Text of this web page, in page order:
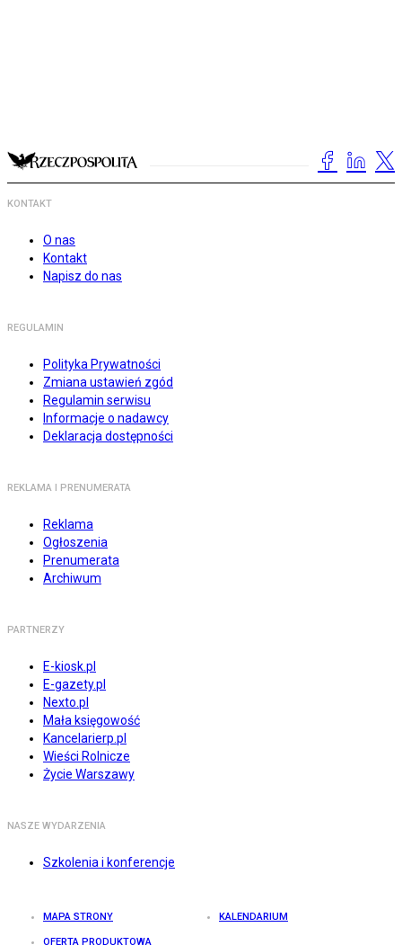
KONTAKT
O nas
Kontakt
Napisz do nas
REGULAMIN
Polityka Prywatności
Zmiana ustawień zgód
Regulamin serwisu
Informacje o nadawcy
Deklaracja dostępności
REKLAMA I PRENUMERATA
Reklama
Ogłoszenia
Prenumerata
Archiwum
PARTNERZY
E-kiosk.pl
E-gazety.pl
Nexto.pl
Mała księgowość
Kancelarierp.pl
Wieści Rolnicze
Życie Warszawy
NASZE WYDARZENIA
Szkolenia i konferencje
MAPA STRONY KALENDARIUM
OFERTA PRODUKTOWA